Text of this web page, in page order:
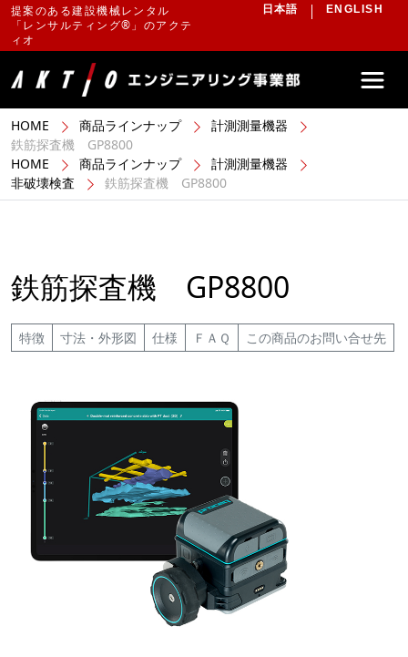
提案のある建設機械レンタル
「レンサルティング®」のアクテ
ィオ
日本語 ENGLISH
HOME 商品ラインナップ
計測測量機器
鉄筋探査機 GP8800
HOME
商品ラインナップ
計測測量機器
非破壊検査
鉄筋探査機 GP8800
鉄筋探査機 GP8800
特徴 寸法・外形図 仕様 ＦＡＱ この商品のお問い合せ先